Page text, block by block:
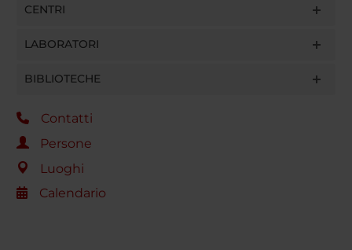
CENTRI
LABORATORI
BIBLIOTECHE
Contatti
Persone
Luoghi
Calendario